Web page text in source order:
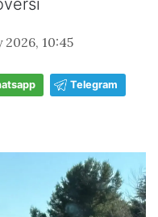
2026, 10:45
Telegram